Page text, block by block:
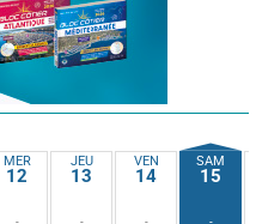
MER
12
JEU
13
VEN
14
SAM
15